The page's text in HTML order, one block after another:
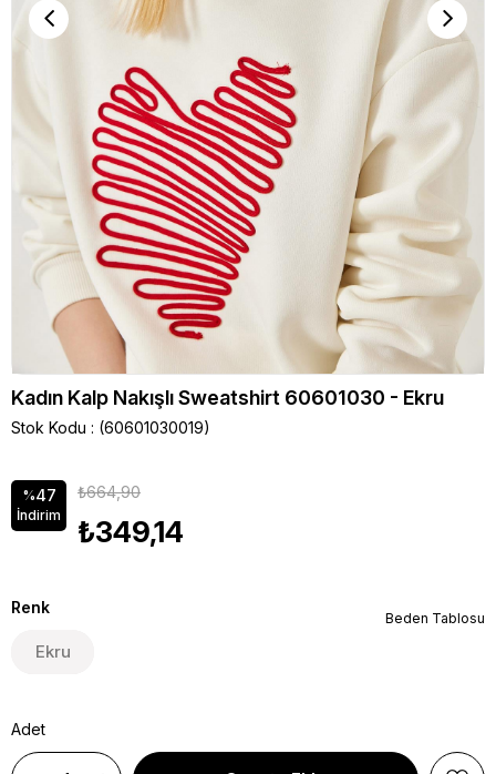
Kadın Kalp Nakışlı Sweatshirt 60601030 - Ekru
Stok Kodu (60601030019)
%47
İndirim
₺664,90
₺349,14
Renk
Ekru
Beden Tablosu
Adet